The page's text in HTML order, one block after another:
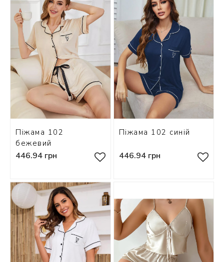
Піжама 102
бежевий
446.94 грн
Піжама 102 синій
446.94 грн